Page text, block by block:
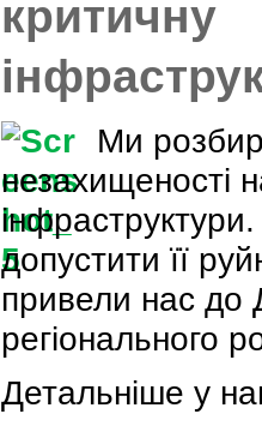
критичну
Ми
незахищеності
допустити її
привели нас до
регіонального
Детальніше у